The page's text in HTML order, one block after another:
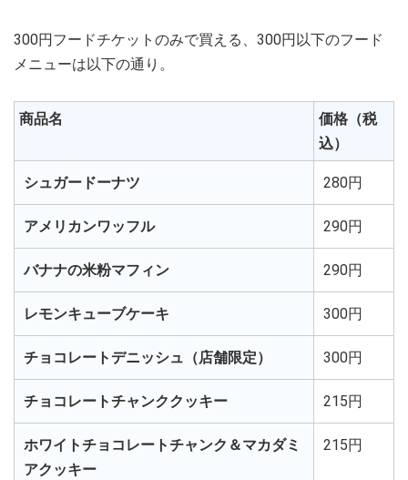
300円フードチケットのみで買える、300円以下のフード
メニューは以下の通り。
商品名
価格（税
込）
シュガードーナツ 280円
アメリカンワッフル 290円
バナナの米粉マフィン 290円
レモンキューブケーキ 300円
チョコレートデニッシュ（店舗限定） 300円
チョコレートチャンククッキー 215円
ホワイトチョコレートチャンク＆マカダミ
アクッキー
215円